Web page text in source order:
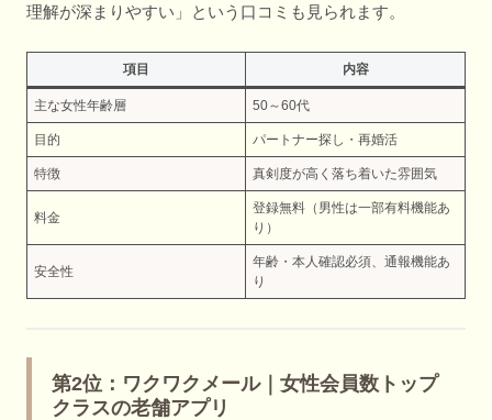
理解が深まりやすい」という口コミも見られます。
項目 内容
主な女性年齢層 50～60代
目的 パートナー探し・再婚活
特徴 真剣度が高く落ち着いた雰囲気
料金
登録無料（男性は一部有料機能あ
り）
安全性
年齢・本人確認必須、通報機能あ
り
第2位：ワクワクメール｜女性会員数トップ
クラスの老舗アプリ